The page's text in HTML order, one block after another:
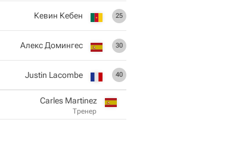
25
Кевин Кебен
30
Алекс Домингес
40
Justin Lacombe
Carles Martinez
Тренер